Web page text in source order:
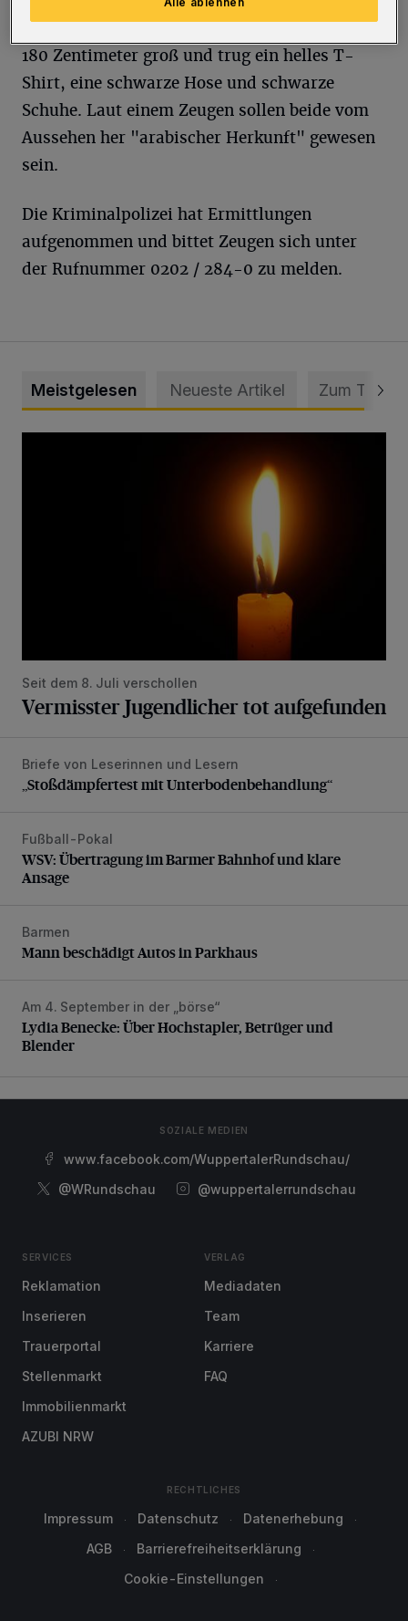
Schuhen bekleidet. Der zweite war ungefähr
180 Zentimeter groß und trug ein helles T-
Shirt, eine schwarze Hose und schwarze
Schuhe. Laut einem Zeugen sollen beide vom
Aussehen her "arabischer Herkunft" gewesen
sein.
Die Kriminalpolizei hat Ermittlungen
aufgenommen und bittet Zeugen sich unter
der Rufnummer 0202 / 284-0 zu melden.
Meistgelesen Neueste Artikel Zum Thema
Seit dem 8. Juli verschollen
Vermisster Jugendlicher tot aufgefunden
„Stoßdämpfertest mit Unterbodenbehandlung“
Briefe von Leserinnen und Lesern
„Stoßdämpfertest mit Unterbodenbehandlung“
WSV: Übertragung im Barmer Bahnhof und klare Ansage
Fußball-Pokal
WSV: Übertragung im Barmer Bahnhof und klare
Ansage
Mann beschädigt Autos in Parkhaus
Barmen
Mann beschädigt Autos in Parkhaus
Lydia Benecke: Über Hochstapler, Betrüger und Blender
Am 4. September in der „börse“
Lydia Benecke: Über Hochstapler, Betrüger und
Blender
SOZIALE MEDIEN
www.facebook.com/WuppertalerRundschau/
@WRundschau
@wuppertalerrundschau
SERVICES
Reklamation
Inserieren
Trauerportal
Stellenmarkt
Immobilienmarkt
AZUBI NRW
VERLAG
Mediadaten
Team
Karriere
FAQ
RECHTLICHES
Impressum Datenschutz
Datenerhebung
AGB
Barrierefreiheitserklärung
Cookie-Einstellungen